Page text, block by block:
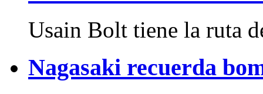
Usain Bolt tiene la ruta
Nagasaki recuerda